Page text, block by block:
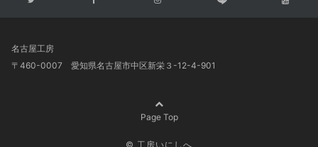
名古屋工房
〒460-0007 愛知県名古屋市中区新栄３-12-4-901
Page Top
© 工房いにしへ